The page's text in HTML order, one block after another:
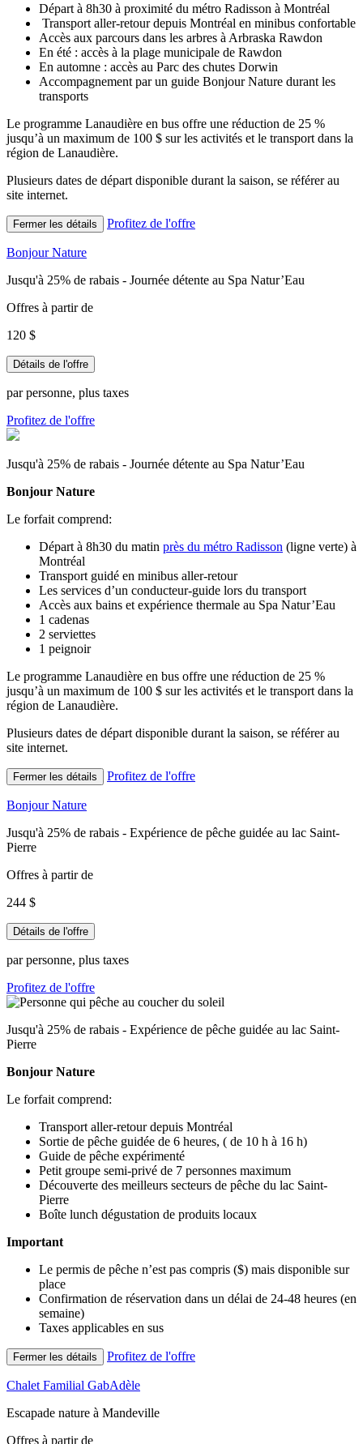
Départ à 8h30 à proximité du métro Radisson à Montréal
Transport aller-retour depuis Montréal en minibus confortable
Accès aux parcours dans les arbres à Arbraska Rawdon
En été : accès à la plage municipale de Rawdon
En automne : accès au Parc des chutes Dorwin
Accompagnement par un guide Bonjour Nature durant les
transports
Le programme Lanaudière en bus offre une réduction de 25 %
jusqu’à un maximum de 100 $ sur les activités et le transport dans la
région de Lanaudière.
Plusieurs dates de départ disponible durant la saison, se référer au
site internet.
Fermer les détails Profitez de l'offre
Bonjour Nature
Jusqu'à 25% de rabais - Journée détente au Spa Natur’Eau
Offres à partir de
120 $
Détails de l'offre
par personne, plus taxes
Profitez de l'offre
Jusqu'à 25% de rabais - Journée détente au Spa Natur’Eau
Bonjour Nature
Le forfait comprend:
Départ à 8h30 du matin près du métro Radisson (ligne verte) à
Montréal
Transport guidé en minibus aller-retour
Les services d’un conducteur-guide lors du transport
Accès aux bains et expérience thermale au Spa Natur’Eau
1 cadenas
2 serviettes
1 peignoir
Le programme Lanaudière en bus offre une réduction de 25 %
jusqu’à un maximum de 100 $ sur les activités et le transport dans la
région de Lanaudière.
Plusieurs dates de départ disponible durant la saison, se référer au
site internet.
Fermer les détails Profitez de l'offre
Bonjour Nature
Jusqu'à 25% de rabais - Expérience de pêche guidée au lac Saint-
Pierre
Offres à partir de
244 $
Détails de l'offre
par personne, plus taxes
Profitez de l'offre
Jusqu'à 25% de rabais - Expérience de pêche guidée au lac Saint-
Pierre
Bonjour Nature
Le forfait comprend:
Transport aller-retour depuis Montréal
Sortie de pêche guidée de 6 heures, ( de 10 h à 16 h)
Guide de pêche expérimenté
Petit groupe semi-privé de 7 personnes maximum
Découverte des meilleurs secteurs de pêche du lac Saint-
Pierre
Boîte lunch dégustation de produits locaux
Important
Le permis de pêche n’est pas compris ($) mais disponible sur
place
Confirmation de réservation dans un délai de 24-48 heures (en
semaine)
Taxes applicables en sus
Fermer les détails Profitez de l'offre
Chalet Familial GabAdèle
Escapade nature à Mandeville
Offres à partir de